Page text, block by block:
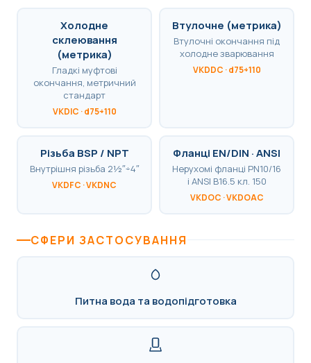
Холодне
склеювання
(метрика)
Гладкі муфтові
окончання, метричний
стандарт
VKDIC · d75÷110
Втулочне (метрика)
Втулочні окончання під
холодне зварювання
VKDDC · d75÷110
Різьба BSP / NPT
Внутрішня різьба 2½″÷4″
VKDFC · VKDNC
Фланці EN/DIN · ANSI
Нерухомі фланці PN10/16
і ANSI B16.5 кл. 150
VKDOC · VKDOAC
СФЕРИ ЗАСТОСУВАННЯ
Питна вода та водопідготовка